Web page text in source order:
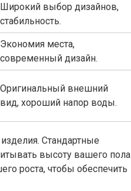
Широкий выбор дизайнов,
стабильность.
Экономия места,
современный дизайн.
Оригинальный внешний
вид, хороший напор воды.
Стандартные
высоту вашего пола
роста, чтобы обеспечить